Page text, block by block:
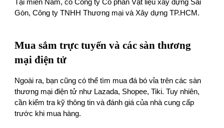
Tại miền Nam, có Công ty Cổ phần Vật liệu xây dựng Sài
Gòn, Công ty TNHH Thương mại và Xây dựng TP.HCM.
Mua sắm trực tuyến và các sàn thương
mại điện tử
Ngoài ra, bạn cũng có thể tìm mua đá bó vỉa trên các sàn
thương mại điện tử như Lazada, Shopee, Tiki. Tuy nhiên,
cần kiểm tra kỹ thông tin và đánh giá của nhà cung cấp
trước khi mua hàng.